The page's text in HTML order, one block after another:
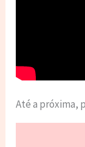
Até a próxima,